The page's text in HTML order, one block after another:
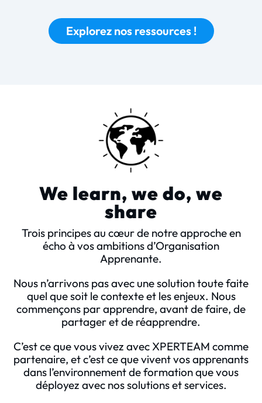
Explorez nos ressources !
We learn, we do, we
share
Trois principes au cœur de notre approche en
écho à vos ambitions d’Organisation
Apprenante.
Nous n’arrivons pas avec une solution toute faite
quel que soit le contexte et les enjeux. Nous
commençons par apprendre, avant de faire, de
partager et de réapprendre.
C’est ce que vous vivez avec XPERTEAM comme
partenaire, et c’est ce que vivent vos apprenants
dans l’environnement de formation que vous
déployez avec nos solutions et services.